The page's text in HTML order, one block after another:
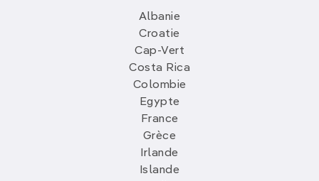
Albanie
Croatie
Cap-Vert
Costa Rica
Colombie
Egypte
France
Grèce
Irlande
Islande